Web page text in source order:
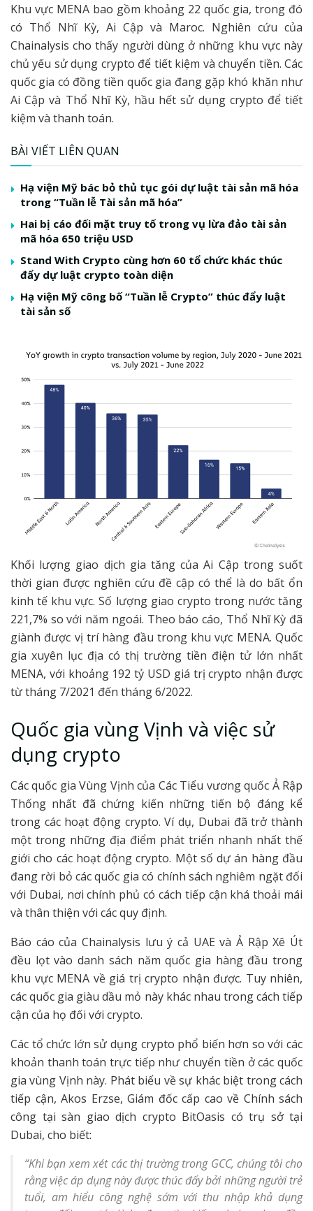
Khu vực MENA bao gồm khoảng 22 quốc gia, trong đó
có Thổ Nhĩ Kỳ, Ai Cập và Maroc. Nghiên cứu của
Chainalysis cho thấy người dùng ở những khu vực này
chủ yếu sử dụng crypto để tiết kiệm và chuyển tiền. Các
quốc gia có đồng tiền quốc gia đang gặp khó khăn như
Ai Cập và Thổ Nhĩ Kỳ, hầu hết sử dụng crypto để tiết
kiệm và thanh toán.
BÀI VIẾT LIÊN QUAN
Hạ viện Mỹ bác bỏ thủ tục gói dự luật tài sản mã hóa
trong “Tuần lễ Tài sản mã hóa”
Hai bị cáo đối mặt truy tố trong vụ lừa đảo tài sản
mã hóa 650 triệu USD
Stand With Crypto cùng hơn 60 tổ chức khác thúc
đẩy dự luật crypto toàn diện
Hạ viện Mỹ công bố “Tuần lễ Crypto” thúc đẩy luật
tài sản số
Khối lượng giao dịch gia tăng của Ai Cập trong suốt
thời gian được nghiên cứu đề cập có thể là do bất ổn
kinh tế khu vực. Số lượng giao crypto trong nước tăng
221,7% so với năm ngoái. Theo báo cáo, Thổ Nhĩ Kỳ đã
giành được vị trí hàng đầu trong khu vực MENA. Quốc
gia xuyên lục địa có thị trường tiền điện tử lớn nhất
MENA, với khoảng 192 tỷ USD giá trị crypto nhận được
từ tháng 7/2021 đến tháng 6/2022.
Quốc gia vùng Vịnh và việc sử
dụng crypto
Các quốc gia Vùng Vịnh của Các Tiểu vương quốc Ả Rập
Thống nhất đã chứng kiến ​​những tiến bộ đáng kể
trong các hoạt động crypto. Ví dụ, Dubai đã trở thành
một trong những địa điểm phát triển nhanh nhất thế
giới cho các hoạt động crypto. Một số dự án hàng đầu
đang rời bỏ các quốc gia có chính sách nghiêm ngặt đối
với Dubai, nơi chính phủ có cách tiếp cận khá thoải mái
và thân thiện với các quy định.
Báo cáo của Chainalysis lưu ý cả UAE và Ả Rập Xê Út
đều lọt vào danh sách năm quốc gia hàng đầu trong
khu vực MENA về giá trị crypto nhận được. Tuy nhiên,
các quốc gia giàu dầu mỏ này khác nhau trong cách tiếp
cận của họ đối với crypto.
Các tổ chức lớn sử dụng crypto phổ biến hơn so với các
khoản thanh toán trực tiếp như chuyển tiền ở các quốc
gia vùng Vịnh này. Phát biểu về sự khác biệt trong cách
tiếp cận, Akos Erzse, Giám đốc cấp cao về Chính sách
công tại sàn giao dịch crypto BitOasis có trụ sở tại
Dubai, cho biết:
“Khi bạn xem xét các thị trường trong GCC, chúng tôi cho
rằng việc áp dụng này được thúc đẩy bởi những người trẻ
tuổi, am hiểu công nghệ sớm với thu nhập khả dụng